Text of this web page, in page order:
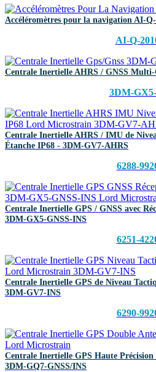
Accéléromètres pour la navigation AI-Q-
AI-Q-
Centrale Inertielle AHRS / GNSS
3DM-
Centrale Inertielle AHRS / IMU de
Étanche IP68 - 3DM-GV7-AHRS
6288-
Centrale Inertielle GPS / GNSS avec
3DM-GX5-GNSS-INS
6251-
Centrale Inertielle GPS de Niveau
3DM-GV7-INS
6290-
Centrale Inertielle GPS Haute
3DM-GQ7-GNSS/INS